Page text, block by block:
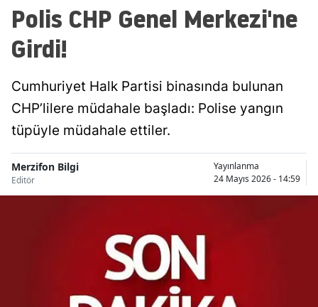
Polis CHP Genel Merkezi'ne
Girdi!
Cumhuriyet Halk Partisi binasında bulunan
CHP’lilere müdahale başladı: Polise yangın
tüpüyle müdahale ettiler.
Merzifon Bilgi
Editör
Yayınlanma
24 Mayıs 2026 - 14:59